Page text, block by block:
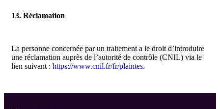
13. Réclamation
La personne concernée par un traitement a le droit d’introduire
une réclamation auprès de l’autorité de contrôle (CNIL) via le
lien suivant : https://www.cnil.fr/fr/plaintes.